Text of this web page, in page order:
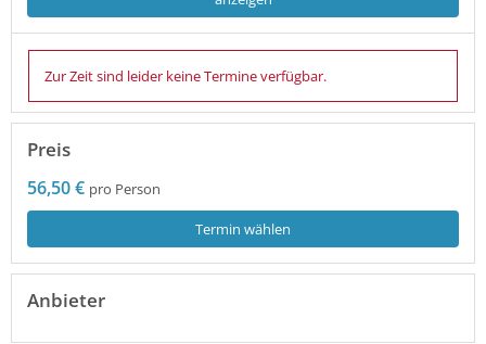
Zur Zeit sind leider keine Termine verfügbar.
Preis
56,50 € pro Person
Termin wählen
Anbieter